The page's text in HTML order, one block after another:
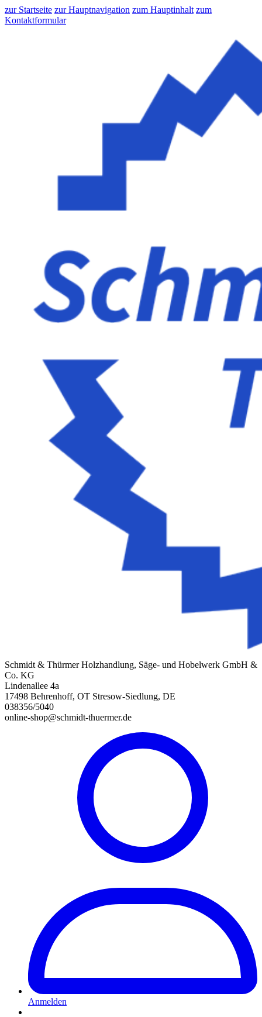
zur Startseite zur Hauptnavigation zum Hauptinhalt zum
Kontaktformular
Schmidt & Thürmer Holzhandlung, Säge- und Hobelwerk GmbH &
Co. KG
Lindenallee 4a
17498 Behrenhoff, OT Stresow-Siedlung, DE
038356/5040
online-shop@schmidt-thuermer.de
Anmelden